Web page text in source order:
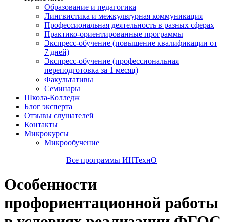
Образование и педагогика
Лингвистика и межкультурная коммуникация
Профессиональная деятельность в разных сферах
Практико-ориентированные программы
Экспресс-обучение (повышение квалификации от
7 дней)
Экспресс-обучение (профессиональная
переподготовка за 1 месяц)
Факультативы
Семинары
Школа-Колледж
Блог эксперта
Отзывы слушателей
Контакты
Микрокурсы
Микрообучение
Все программы ИНТехнО
Особенности
профориентационной работы